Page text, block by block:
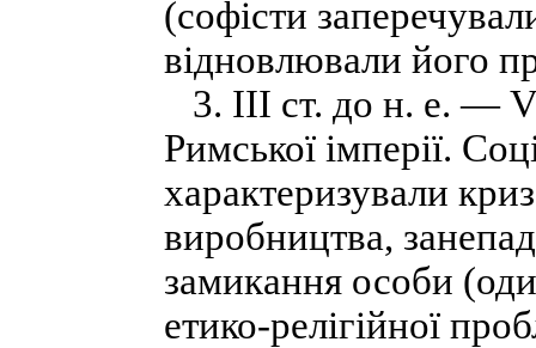
(софісти
відновлювали його
3. III ст. до н. е. — V
Римської імперії.
характеризували
виробництва,
замикання особи
етико-релігійної